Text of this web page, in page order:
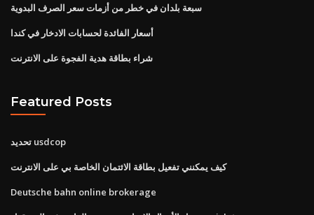
سبعة بلدان في خطر من أزمات سعر الصرف البدوية
أسعار الفائدة لحسابات الادخار في كندا
شراء بطاقة هدية الفجوة على الانترنت
Featured Posts
تحديد usdcop
كيف يمكنني تفعيل بطاقة الائتمان الخاصة بي على الانترنت
Deutsche bahn online brokerage